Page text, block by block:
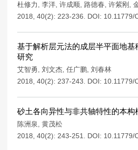
杜修力 李洋 许成顺 路德春 许紫刚
2018, 40(2): 223-236.
DOI: 10.11779/
基于解析层元法的成层半平面地基
研究
艾智勇 刘文杰 任广鹏 刘春林
2018, 40(2): 237-243.
DOI: 10.11779/
砂土各向异性与非共轴特性的本构
陈洲泉
黄茂松
2018, 40(2): 243-251.
DOI: 10.11779/